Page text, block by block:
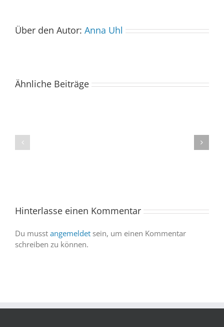
Über den Autor: Anna Uhl
Ähnliche Beiträge
dabei
begeistert
Publikum
Hinterlasse einen Kommentar
Du musst angemeldet sein, um einen Kommentar
schreiben zu können.